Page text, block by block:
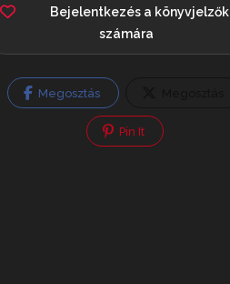
Bejelentkezés a könyvjelzők
számára
Megosztás
Pin It